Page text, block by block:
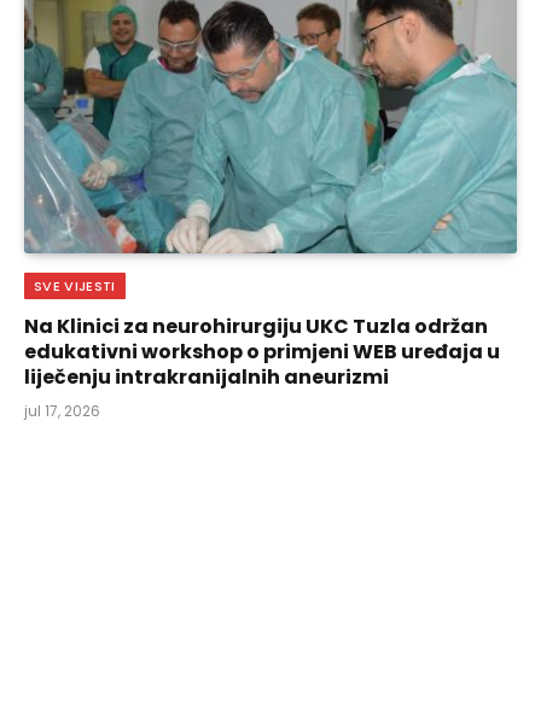
SVE VIJESTI
Na Klinici za neurohirurgiju UKC Tuzla održan
edukativni workshop o primjeni WEB uređaja u
liječenju intrakranijalnih aneurizmi
jul 17, 2026